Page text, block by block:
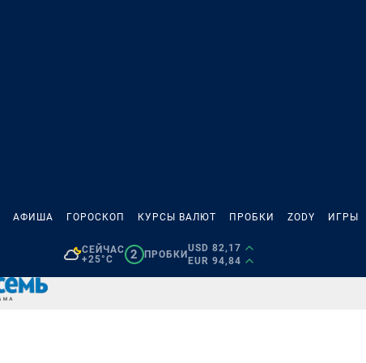
АФИША ГОРОСКОП КУРСЫ ВАЛЮТ ПРОБКИ ZODY ИГРЫ
СЕЙЧАС
+25°C
2 ПРОБКИ
USD 82,17
EUR 94,84